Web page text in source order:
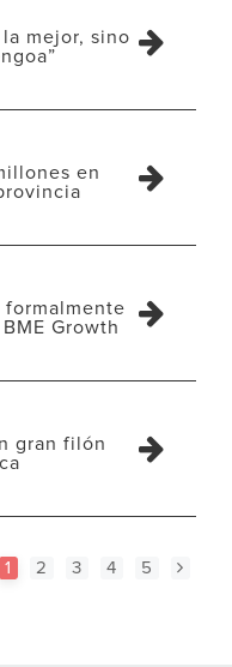
mejor, sino
en
formalmente
Growth
gran filón
1 2 3 4 5